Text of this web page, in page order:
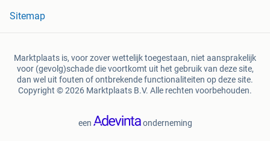
Sitemap
Marktplaats is, voor zover wettelijk toegestaan, niet aansprakelijk
voor (gevolg)schade die voortkomt uit het gebruik van deze site,
dan wel uit fouten of ontbrekende functionaliteiten op deze site.
Copyright © 2026 Marktplaats B.V. Alle rechten voorbehouden.
een onderneming